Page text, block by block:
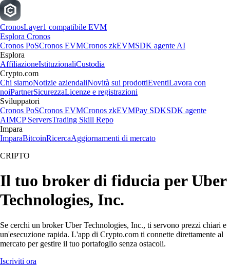
CronosLayer1 compatibile EVM
Esplora Cronos
Cronos PoSCronos EVMCronos zkEVMSDK agente AI
Esplora
AffiliazioneIstituzionaliCustodia
Crypto.com
Chi siamoNotizie aziendaliNovità sui prodottiEventiLavora con
noiPartnerSicurezzaLicenze e registrazioni
Sviluppatori
Cronos PoSCronos EVMCronos zkEVMPay SDKSDK agente
AIMCP ServersTrading Skill Repo
Impara
ImparaBitcoinRicercaAggiornamenti di mercato
CRIPTO
Il tuo broker di fiducia per Uber
Technologies, Inc.
Se cerchi un broker Uber Technologies, Inc., ti servono prezzi chiari e
un'esecuzione rapida. L'app di Crypto.com ti connette direttamente al
mercato per gestire il tuo portafoglio senza ostacoli.
Iscriviti ora